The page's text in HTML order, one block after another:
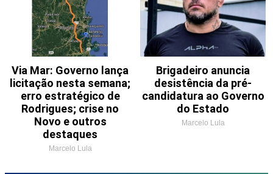
Via Mar: Governo lança
licitação nesta semana;
erro estratégico de
Rodrigues; crise no
Novo e outros
destaques
Marcelo Lula
Brigadeiro anuncia
desistência da pré-
candidatura ao Governo
do Estado
Marcelo Lula